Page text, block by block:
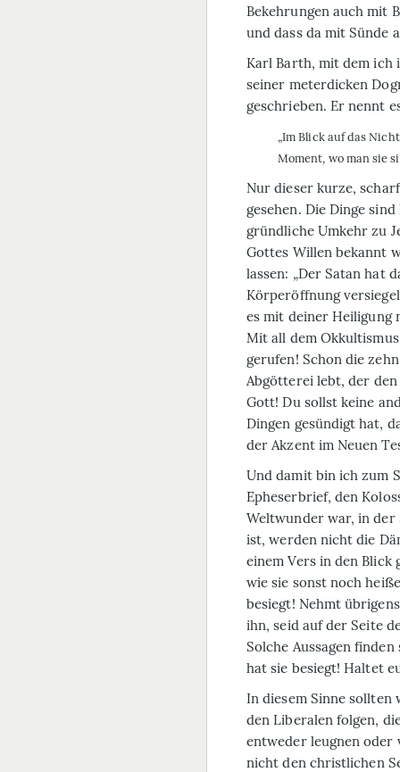
Bekehrungen auch mit
und dass da mit Sünde
Karl Barth, mit dem ich
seiner meterdicken
geschrieben. Er nennt
„Im Blick auf das
Moment, wo man sie
Nur dieser kurze,
gesehen. Die Dinge
gründliche Umkehr zu
Gottes Willen bekannt
lassen: „Der Satan hat
Körperöffnung
es mit deiner Heiligung
Mit all dem
gerufen! Schon die
Abgötterei lebt, der
Gott! Du sollst keine
Dingen gesündigt hat,
der Akzent im Neuen
Und damit bin ich zum
Epheserbrief, den
Weltwunder war, in der
ist, werden nicht die
einem Vers in den Blick
wie sie sonst noch
besiegt! Nehmt
ihn, seid auf der Seite
Solche Aussagen
hat sie besiegt! Haltet
In diesem Sinne
den Liberalen folgen,
entweder leugnen
nicht den christlichen